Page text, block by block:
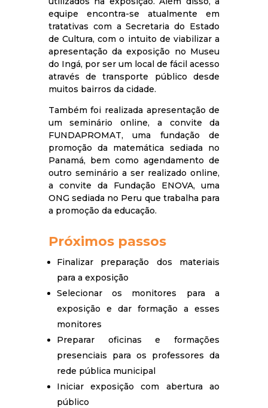
equipe encontra-se atualmente em
tratativas com a Secretaria do Estado
de Cultura, com o intuito de viabilizar a
apresentação da exposição no Museu
do Ingá, por ser um local de fácil acesso
através de transporte público desde
muitos bairros da cidade.
Também foi realizada apresentação de
um seminário online, a convite da
FUNDAPROMAT, uma fundação de
promoção da matemática sediada no
Panamá, bem como agendamento de
outro seminário a ser realizado online,
a convite da Fundação ENOVA, uma
ONG sediada no Peru que trabalha para
a promoção da educação.
Próximos passos
Finalizar preparação dos materiais
para a exposição
Selecionar os monitores para a
exposição e dar formação a esses
monitores
Preparar oficinas e formações
presenciais para os professores da
rede pública municipal
Iniciar exposição com abertura ao
público